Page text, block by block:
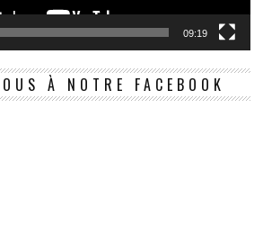
09:19
À NOTRE FACEBOOK